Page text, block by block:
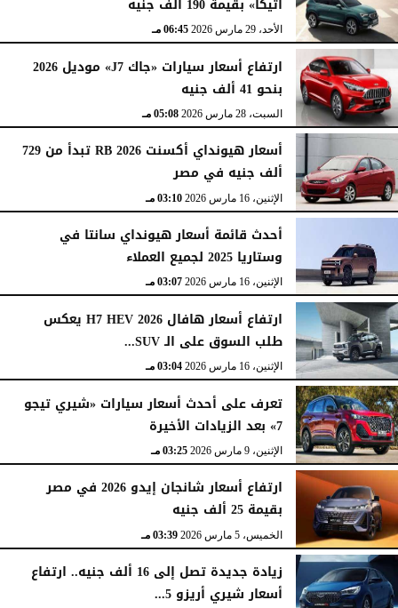
الأحد، 29 مارس 2026 06:45 مـ
ارتفاع أسعار سيارات «جاك J7» موديل 2026
بنحو 41 ألف جنيه
السبت، 28 مارس 2026 05:08 مـ
أسعار هيونداي أكسنت RB 2026 تبدأ من 729
ألف جنيه في مصر
الإثنين، 16 مارس 2026 03:10 مـ
أحدث قائمة أسعار هيونداي سانتا في
وستاريا 2025 لجميع العملاء
الإثنين، 16 مارس 2026 03:07 مـ
ارتفاع أسعار هافال H7 HEV 2026 يعكس
طلب السوق على الـ SUV...
الإثنين، 16 مارس 2026 03:04 مـ
تعرف على أحدث أسعار سيارات «شيري تيجو
7» بعد الزيادات الأخيرة
الإثنين، 9 مارس 2026 03:25 مـ
ارتفاع أسعار شانجان إيدو 2026 في مصر
بقيمة 25 ألف جنيه
الخميس، 5 مارس 2026 03:39 مـ
زيادة جديدة تصل إلى 16 ألف جنيه.. ارتفاع
أسعار شيري أريزو 5...